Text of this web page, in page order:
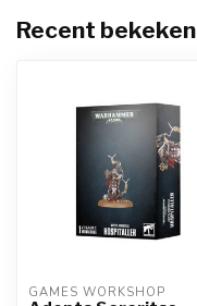
Recent bekeken
GAMES WORKSHOP